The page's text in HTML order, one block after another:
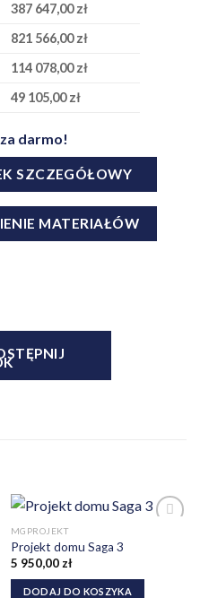
387 647,00 zł
821 566,00 zł
114 078,00 zł
49 105,00 zł
darmo!
SZCZEGÓŁOWY
MATERIAŁÓW
ulubionych!
MGPROJEKT
Projekt domu Saga 3
5 950,00 zł
DODAJ DO KOSZYKA